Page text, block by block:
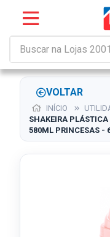
VOLTAR
INÍCIO
SHAKEIRA
580ML PRINCESAS -